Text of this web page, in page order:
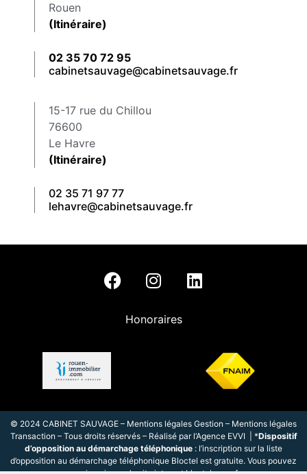
Rouen
(Itinéraire)
02 35 70 72 95
cabinetsauvage@cabinetsauvage.fr
15-17 rue du Chillou
76600
Le Havre
(Itinéraire)
02 35 71 97 77
lehavre@cabinetsauvage.fr
Honoraires
© 2024 CABINET SAUVAGE – Mentions légales Gestion – Mentions légales
Transaction – Tous droits réservés – Réalisé par l‘Agence EVVI | *Dispositif
d’opposition au démarchage téléphonique : l’inscription sur la liste
d’opposition au démarchage téléphonique Bloctel est gratuite. Vous pouvez